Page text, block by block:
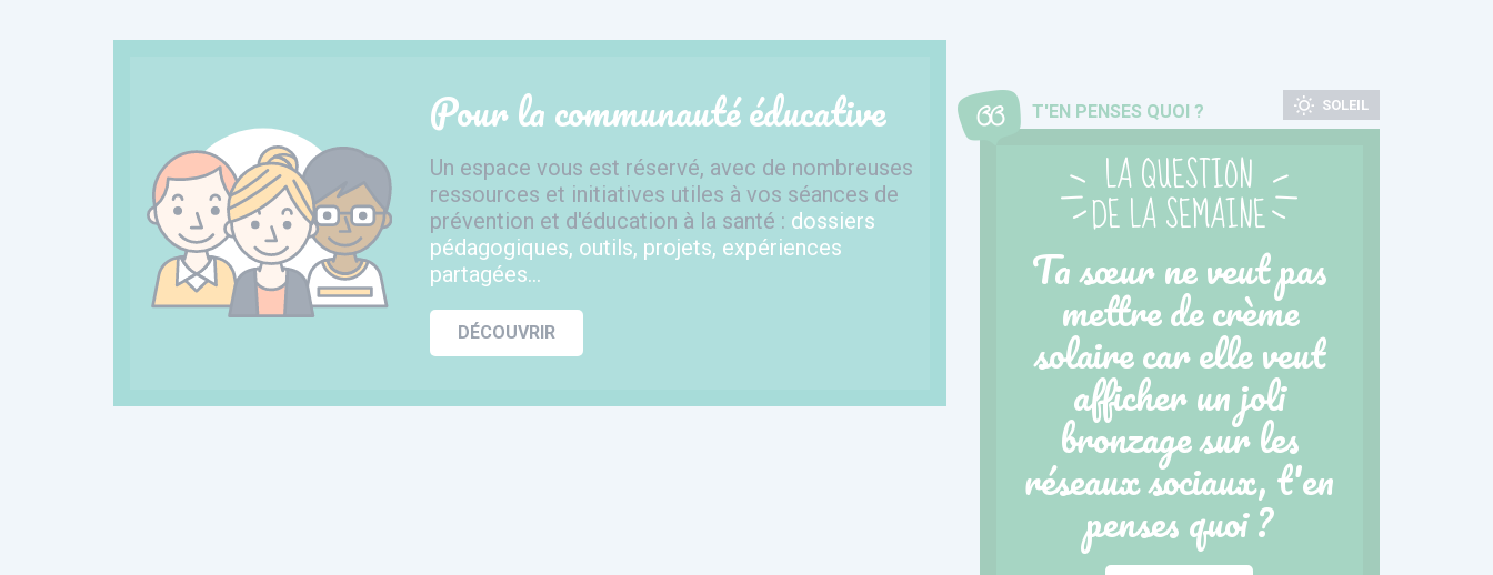
Pour la communauté éducative
Un espace vous est réservé, avec de nombreuses
ressources et initiatives utiles à vos séances de
prévention et d'éducation à la santé : dossiers
pédagogiques, outils, projets, expériences
partagées...
DÉCOUVRIR
T'EN PENSES QUOI ? SOLEIL
LA QUESTION
DE LA SEMAINE
Ta sœur ne veut pas
mettre de crème
solaire car elle veut
afficher un joli
bronzage sur les
réseaux sociaux, t'en
penses quoi ?